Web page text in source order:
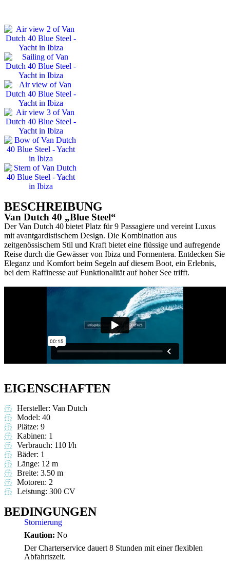
BESCHREIBUNG
Van Dutch 40 „Blue Steel“
Der Van Dutch 40 bietet Platz für 9 Passagiere und vereint Luxus
mit avantgardistischem Design. Die Kombination aus
zeitgenössischem Stil und Kraft bietet eine flüssige und aufregende
Reise durch die Gewässer von Ibiza und Formentera. Entdecken Sie
Eleganz und Komfort beim Segeln auf diesem Boot, ein Erlebnis,
bei dem Raffinesse auf Funktionalität auf hoher See trifft.
EIGENSCHAFTEN
Hersteller: Van Dutch
Model: 40
Plätze: 9
Kabinen: 1
Verbrauch: 110 l/h
Bäder: 1
Länge: 12 m
Breite: 3.50 m
Motoren: 2
Leistung: 300 CV
BEDINGUNGEN
Stornierung
Kaution: No
Der Charterservice dauert 8 Stunden mit einer flexiblen
Abfahrtszeit.